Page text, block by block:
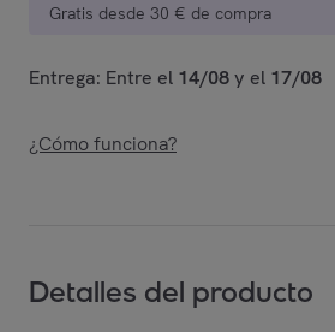
Gratis desde 30 € de compra
Entrega: Entre el 14/08y el 17/08
¿Cómo funciona?
Detalles del producto